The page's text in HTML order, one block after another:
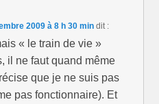
2009 à 8 h 30 min dit :
« le train de vie »
il ne faut quand même
que je ne suis pas
pas fonctionnaire). Et